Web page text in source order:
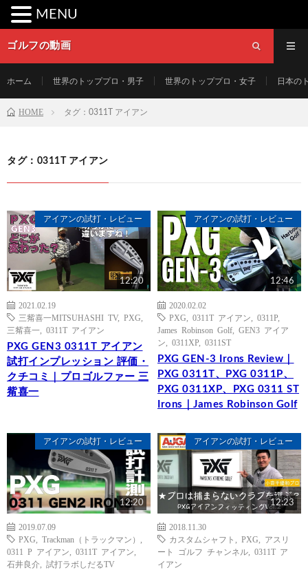
ゴルフの動画
ホーム 世界のトッププロ・男子 世界のトッププロ・女子 日本の
HOME タグ：0311T アイアン
タグ：0311T アイアン
アイアンの試打・レビュー
12:20
2021.02.19
三觜喜一MITSUHASHI TV, PXG
三觜喜一
0311T アイアン
PXG GEN3 0311T アイアン
試打インプレッション 評価・
クチコミ｜プロゴルファー 三
觜喜一
アイアンの試打・レビュー
12:46
2020.02.02
PXG
0311T アイアン 0311P
James Robinson Golf
GEN3 アイア
ン
0311XP 0311ST
PXG GEN-3 Irons Review｜
PXG 0311T、PXG 0311P、
PXG 0311XP、PXG 0311 ST
Irons｜James Robinson Golf
アイアンの試打・レビュー
12:20
2019.07.09
PXG
Trackman（トラックマン）
0311 P アイアン
0311T アイアン
石井良介
試打ラボしだるTV
アイアンの試打・レビュー
12:23
2018.11.30
カスタムシャフト
PXG
アスリ
ート ゴルフ チャンネル
0311T ア
イアン
MENU